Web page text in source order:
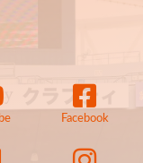
Facebook